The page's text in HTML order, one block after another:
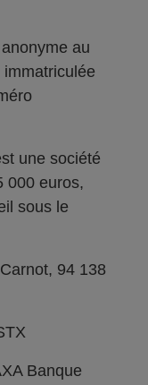
au
une société
000 euros,
sous le
94 138
Banque